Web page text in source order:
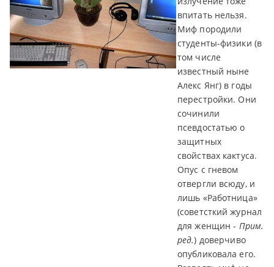
впитать нельзя.
Миф породили
студенты-физики (в
том числе
известный ныне
Алекс Янг) в годы
перестройки. Они
сочинили
псевдостатью о
защитных
свойствах кактуса.
Опус с гневом
отвергли всюду, и
лишь «Работница»
(советсткий журнал
для женщин - Прим.
ред.) доверчиво
опубликовала его.